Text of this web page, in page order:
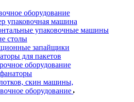
оборудование
упаковочная машина
упаковочные машины
столы
запайщики
для пакетов
оборудование
скин машины,
оборудование